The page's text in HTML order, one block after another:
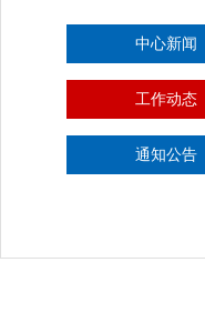
中心新闻
工作动态
通知公告